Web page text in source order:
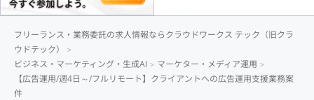
フリーランス・業務委託の求人情報ならクラウドワークス テック（旧クラ
ウドテック）
ビジネス・マーケティング・生成AI
マーケター・メディア運用
【広告運用/週4日～/フルリモート】クライアントへの広告運用支援業務案
件